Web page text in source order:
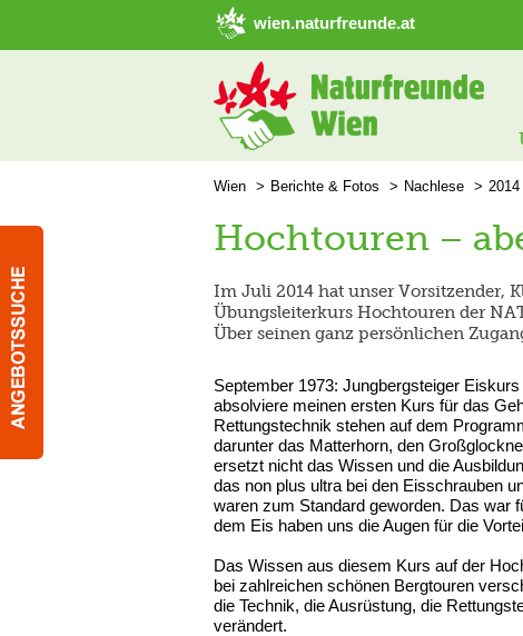
➜ Hauptregion der Seite anspringen
wien.naturfreunde.at
Wien Berichte & Fotos Nachlese 2014
Hochtouren –
Im Juli 2014 hat unser Vorsitzender,
Übungsleiterkurs Hochtouren der
Über seinen ganz persönlichen
September 1973: Jungbergsteiger
absolviere meinen ersten Kurs für das
Rettungstechnik stehen auf dem
darunter das Matterhorn, den
ersetzt nicht das Wissen und die
das non plus ultra bei den Eisschrauben
waren zum Standard geworden. Das war
dem Eis haben uns die Augen für die
Das Wissen aus diesem Kurs auf der
bei zahlreichen schönen Bergtouren
die Technik, die Ausrüstung, die
verändert.